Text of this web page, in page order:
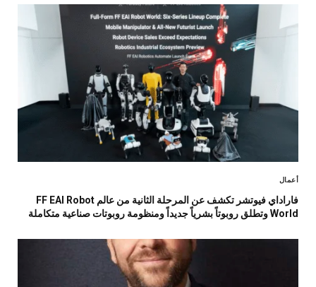
أعمال
فاراداي فيوتشر تكشف عن المرحلة الثانية من عالم FF EAI Robot
World وتطلق روبوتاً بشرياً جديداً ومنظومة روبوتات صناعية متكاملة